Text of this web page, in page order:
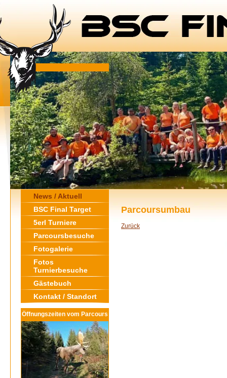
News / Aktuell
BSC Final Target
5erl Turniere
Parcoursbesuche
Fotogalerie
Fotos
Turnierbesuche
Gästebuch
Kontakt / Standort
Öffnungszeiten vom Parcours
Parcoursumbau
Zurück